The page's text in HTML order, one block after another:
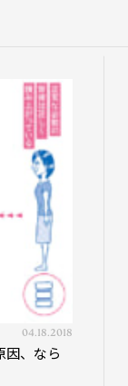
04.18.2018
因、なら